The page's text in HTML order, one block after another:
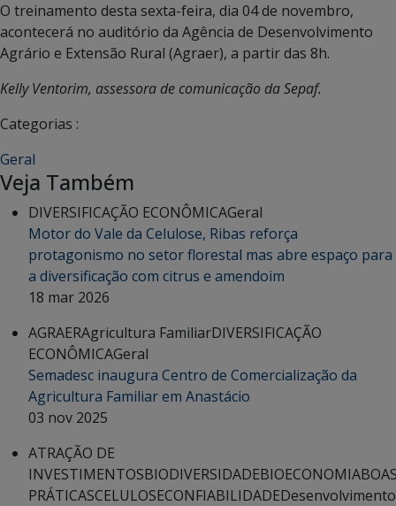
O treinamento desta sexta-feira, dia 04 de novembro,
acontecerá no auditório da Agência de Desenvolvimento
Agrário e Extensão Rural (Agraer), a partir das 8h.
Kelly Ventorim, assessora de comunicação da Sepaf.
Categorias :
Geral
Veja Também
DIVERSIFICAÇÃO ECONÔMICAGeral
Motor do Vale da Celulose, Ribas reforça
protagonismo no setor florestal mas abre espaço para
a diversificação com citrus e amendoim
18 mar 2026
AGRAERAgricultura FamiliarDIVERSIFICAÇÃO
ECONÔMICAGeral
Semadesc inaugura Centro de Comercialização da
Agricultura Familiar em Anastácio
03 nov 2025
ATRAÇÃO DE
INVESTIMENTOSBIODIVERSIDADEBIOECONOMIA
PRÁTICASCELULOSECONFIABILIDADEDesenvolvimento